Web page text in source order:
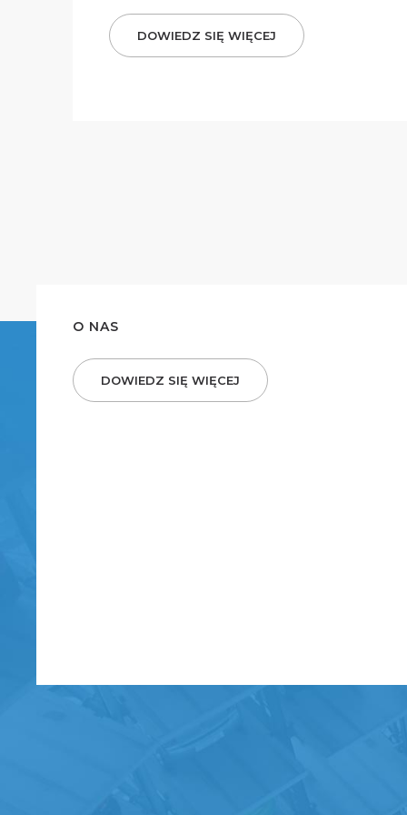
DOWIEDZ SIĘ WIĘCEJ
O NAS
DOWIEDZ SIĘ WIĘCEJ